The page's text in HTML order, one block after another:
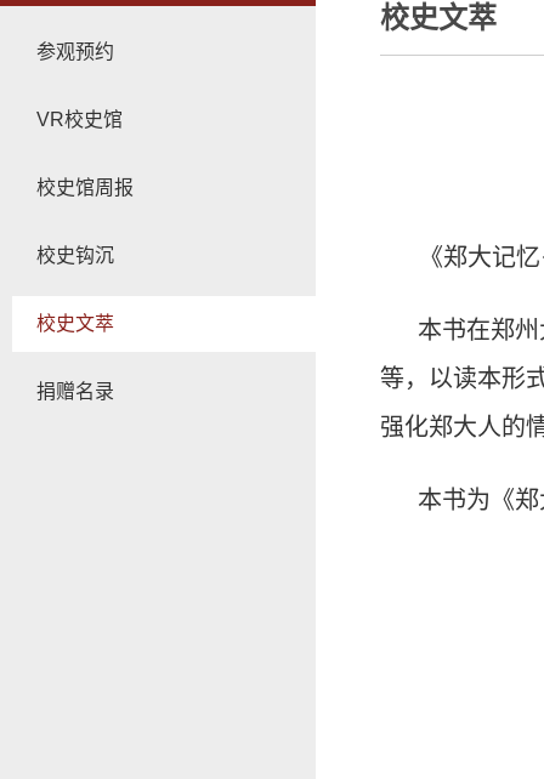
参观预约
VR校史馆
校史馆周报
校史钩沉
校史文萃
捐赠名录
校史文萃
《郑大记
本书在郑
等，以读本形
强化郑大人的
本书为《